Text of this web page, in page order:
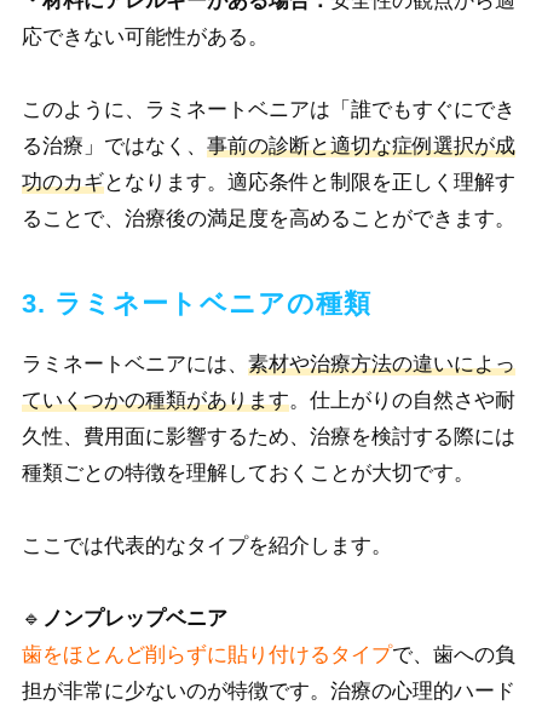
応できない可能性がある。
このように、ラミネートベニアは「誰でもすぐにでき
る治療」ではなく、 事前の診断と適切な症例選択が成
功のカギとなります。適応条件と制限を正しく理解す
ることで、治療後の満足度を高めることができます。
3. ラミネートベニアの種類
ラミネートベニアには、 素材や治療方法の違いによっ
ていくつかの種類があります。仕上がりの自然さや耐
久性、費用面に影響するため、治療を検討する際には
種類ごとの特徴を理解しておくことが大切です。
ここでは代表的なタイプを紹介します。
🔹 ノンプレップベニア
歯をほとんど削らずに貼り付けるタイプで、歯への負
担が非常に少ないのが特徴です。治療の心理的ハード